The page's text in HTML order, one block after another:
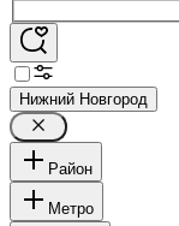
Нижний Новгород
Район
Метро